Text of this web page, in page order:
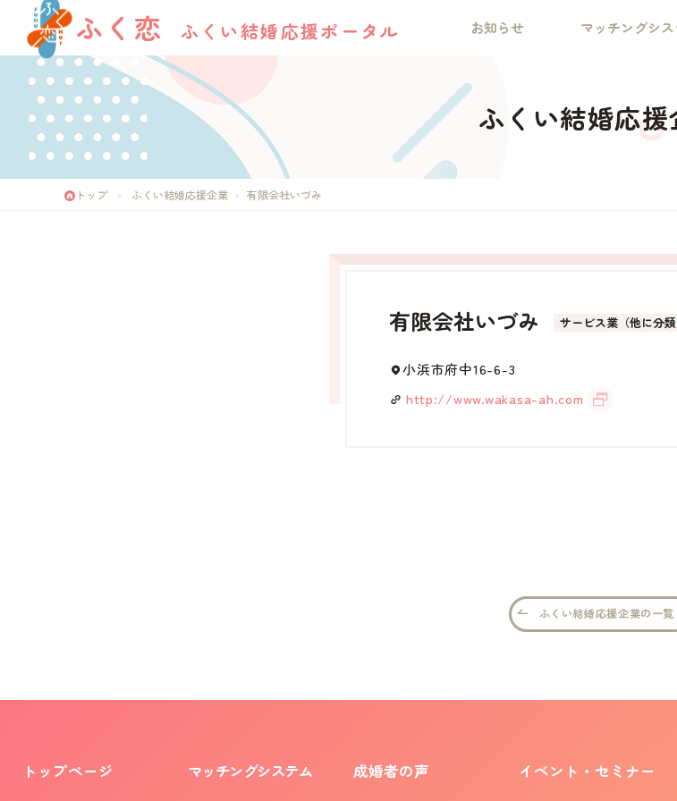
ふく恋 ふくい結婚応援ポータル お知らせ マッチングシ
ふくい結婚応援
トップ ふくい結婚応援企業 有限会社いづみ
有限会社いづみ サービス業（他に分類
小浜市府中16-6-3
http://www.wakasa-ah.com
ふくい結婚応援企業の一覧
トップページ マッチングシステム 成婚者の声 イベント・セミナー